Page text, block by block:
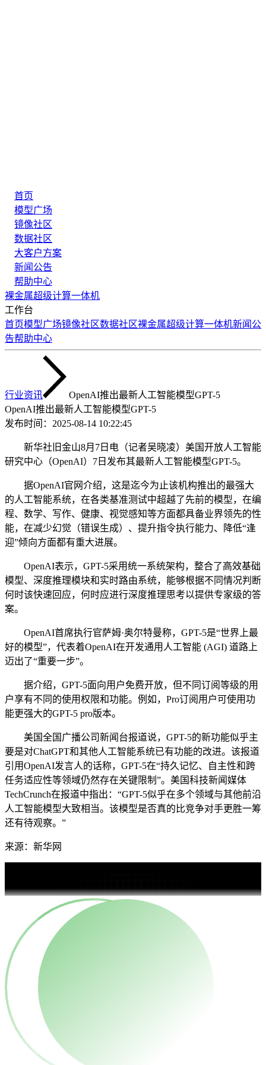
首页
模型广场
镜像社区
数据社区
大客户方案
新闻公告
帮助中心
裸金属超级计算一体机
工作台
首页模型广场镜像社区数据社区裸金属超级计算一体机新闻公
告帮助中心
行业资讯
OpenAI推出最新人工智能模型GPT-5
OpenAI推出最新人工智能模型GPT-5
发布时间： 2025-08-14 10:22:45
新华社旧金山8月7日电（记者吴晓凌）美国开放人工智能
研究中心（OpenAI）7日发布其最新人工智能模型GPT-5。
据OpenAI官网介绍，这是迄今为止该机构推出的最强大
的人工智能系统，在各类基准测试中超越了先前的模型，在编
程、数学、写作、健康、视觉感知等方面都具备业界领先的性
能，在减少幻觉（错误生成）、提升指令执行能力、降低“逢
迎”倾向方面都有重大进展。
OpenAI表示，GPT-5采用统一系统架构，整合了高效基础
模型、深度推理模块和实时路由系统，能够根据不同情况判断
何时该快速回应，何时应进行深度推理思考以提供专家级的答
案。
OpenAI首席执行官萨姆·奥尔特曼称，GPT-5是“世界上最
好的模型”，代表着OpenAI在开发通用人工智能 (AGI) 道路上
迈出了“重要一步”。
据介绍，GPT-5面向用户免费开放，但不同订阅等级的用
户享有不同的使用权限和功能。例如，Pro订阅用户可使用功
能更强大的GPT-5 pro版本。
美国全国广播公司新闻台报道说，GPT-5的新功能似乎主
要是对ChatGPT和其他人工智能系统已有功能的改进。该报道
引用OpenAI发言人的话称，GPT-5在“持久记忆、自主性和跨
任务适应性等领域仍然存在关键限制”。美国科技新闻媒体
TechCrunch在报道中指出：“GPT-5似乎在多个领域与其他前沿
人工智能模型大致相当。该模型是否真的比竞争对手更胜一筹
还有待观察。”
来源：新华网